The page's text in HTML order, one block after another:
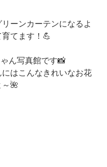
ーンカーテンになるよ
てます！💪
ん写真館です📸
はこんなきれいなお花
～🌺